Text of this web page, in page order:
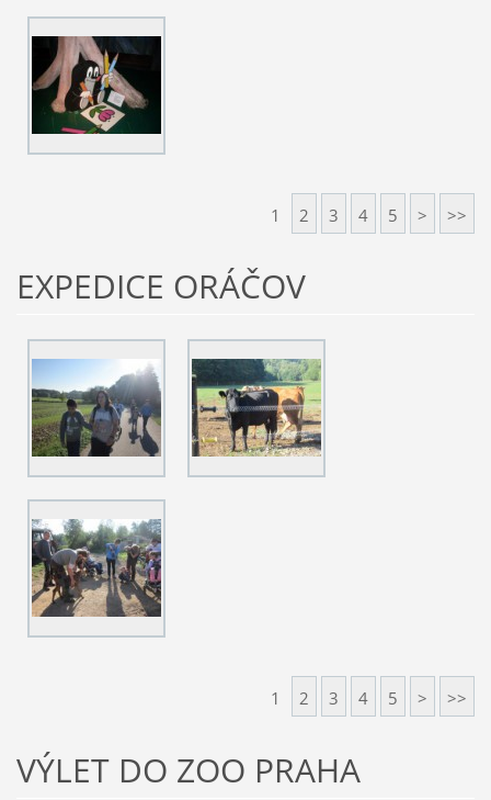
1 2 3 4 5 > >>
EXPEDICE ORÁČOV
1 2 3 4 5 > >>
VÝLET DO ZOO PRAHA